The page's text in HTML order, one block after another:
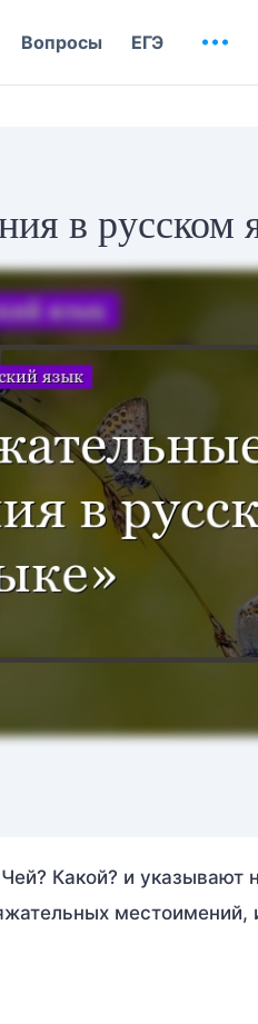
в русском
Какой? и указывают
местоимений,
Вопросы ЕГЭ